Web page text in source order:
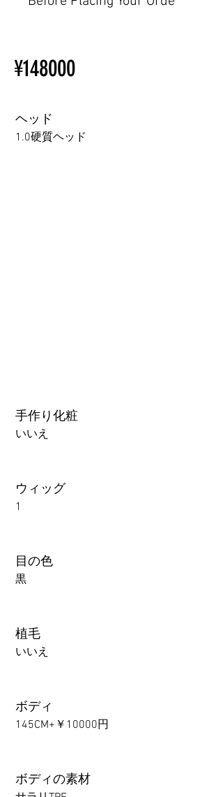
ラブドール購入前に知ってお
Ordering
Other configurations are related
following webpage.
Beginner’s Purchase Guide
¥148000
ヘッド
1.0硬質ヘッド
手作り化粧
いいえ
ウィッグ
1
目の色
黒
植毛
いいえ
ボディ
145CM+￥10000円
ボディの素材